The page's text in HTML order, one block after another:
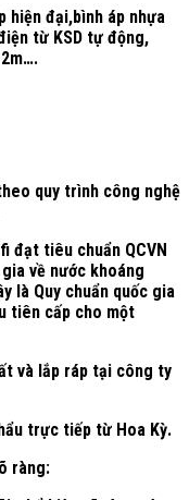
đại,bình áp nhựa
từ KSD tự động,
quy trình công nghệ
đạt tiêu chuẩn QCVN
về nước khoáng
là Quy chuẩn quốc gia
tiên cấp cho một
và lắp ráp tại công ty
trực tiếp từ Hoa Kỳ.
ràng: